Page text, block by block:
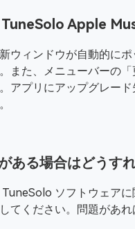
TuneSolo Apple
ウィンドウが自動的に
また、メニューバーの
アプリにアップグレー
ある場合はどうす
ソフトウェア
てください。問題があ